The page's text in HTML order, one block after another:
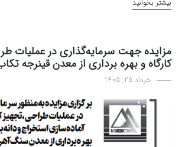
بیشتر بخوانید
مزایده جهت سرمایه‌گذاری در عملیات
کارگاه و بهره برداری از معدن قینرجه
خرداد 25, 1405